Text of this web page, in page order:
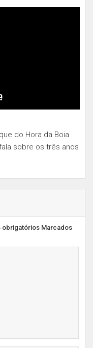
do Hora da Boia
sobre os três anos
obrigatórios Marcados